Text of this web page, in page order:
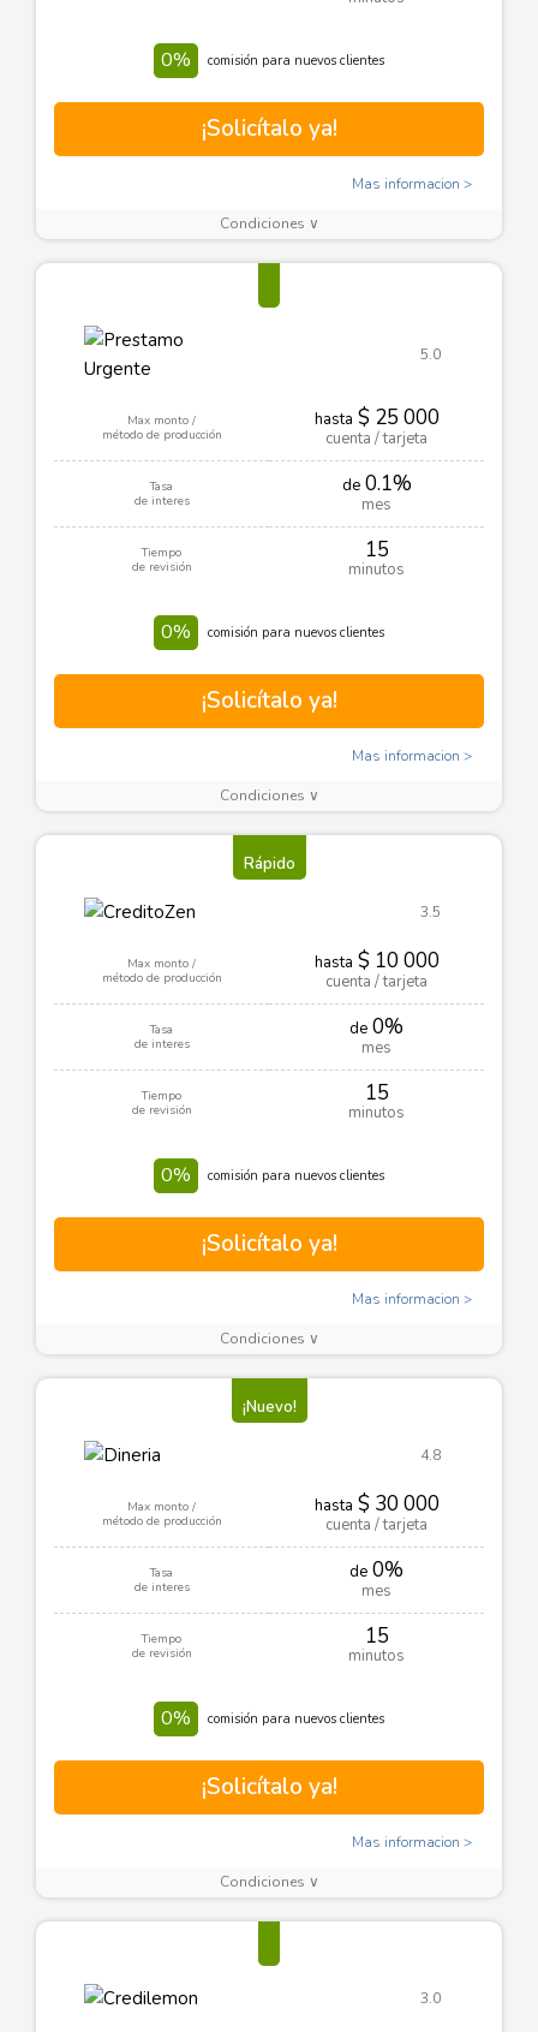
0% comisión para nuevos clientes
¡Solicítalo ya!
Mas informacion
Condiciones ∨
5.0
Max monto /
método de producción
hasta $ 25 000
cuenta / tarjeta
Tasa
de interes
de0.1%
mes
Tiempo
de revisión
15
minutos
0% comisión para nuevos clientes
¡Solicítalo ya!
Mas informacion
Condiciones ∨
Rápido
3.5
Max monto /
método de producción
hasta $ 10 000
cuenta / tarjeta
Tasa
de interes
de 0%
mes
Tiempo
de revisión
15
minutos
0% comisión para nuevos clientes
¡Solicítalo ya!
Mas informacion
Condiciones ∨
¡Nuevo!
4.8
Max monto /
método de producción
hasta $ 30 000
cuenta / tarjeta
Tasa
de interes
de 0%
mes
Tiempo
de revisión
15
minutos
0% comisión para nuevos clientes
¡Solicítalo ya!
Mas informacion
Condiciones ∨
3.0